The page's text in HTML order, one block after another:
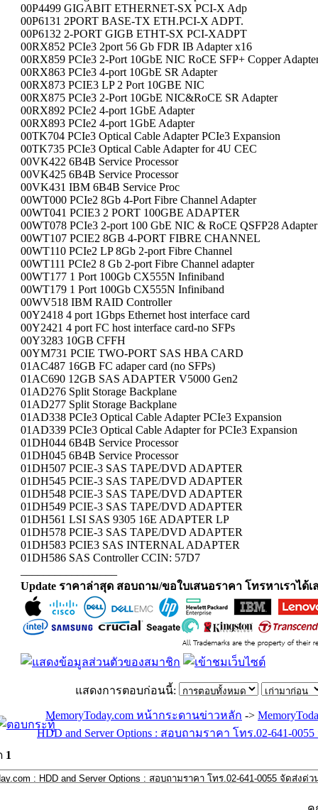
00P4499 GIGABIT ETHERNET-SX PCI-X Adp
00P6131 2PORT BASE-TX ETH.PCI-X ADPT.
00P6132 2-PORT GIGB ETHT-SX PCI-XADPT
00RX852 PCIe3 2port 56 Gb FDR IB Adapter x16
00RX859 PCIe3 2-Port 10GbE NIC RoCE SFP+ Copper
00RX863 PCIe3 4-port 10GbE SR Adapter
00RX873 PCIE3 LP 2 Port 10GBE NIC
00RX875 PCIe3 2-Port 10GbE NIC&RoCE SR Adapter
00RX892 PCIe2 4-port 1GbE Adapter
00RX893 PCIe2 4-port 1GbE Adapter
00TK704 PCIe3 Optical Cable Adapter PCIe3 Expansion
00TK735 PCIe3 Optical Cable Adapter for 4U CEC
00VK422 6B4B Service Processor
00VK425 6B4B Service Processor
00VK431 IBM 6B4B Service Proc
00WT000 PCIe2 8Gb 4-Port Fibre Channel Adapter
00WT041 PCIE3 2 PORT 100GBE ADAPTER
00WT078 PCIe3 2-port 100 GbE NIC & RoCE QSFP28 Adapter
00WT107 PCIE2 8GB 4-PORT FIBRE CHANNEL
00WT110 PCIe2 LP 8Gb 2-port Fibre Channel
00WT111 PCIe2 8 Gb 2-port Fibre Channel adapter
00WT177 1 Port 100Gb CX555N Infiniband
00WT179 1 Port 100Gb CX555N Infiniband
00WV518 IBM RAID Controller
00Y2418 4 port 1Gbps Ethernet host interface card
00Y2421 4 port FC host interface card-no SFPs
00Y3283 10GB CFFH
00YM731 PCIE TWO-PORT SAS HBA CARD
01AC487 16GB FC adaper card (no SFPs)
01AC690 12GB SAS ADAPTER V5000 Gen2
01AD276 Split Storage Backplane
01AD277 Split Storage Backplane
01AD338 PCIe3 Optical Cable Adapter PCIe3 Expansion
01AD339 PCIe3 Optical Cable Adapter for PCIe3 Expansion
01DH044 6B4B Service Processor
01DH045 6B4B Service Processor
01DH507 PCIE-3 SAS TAPE/DVD ADAPTER
01DH545 PCIE-3 SAS TAPE/DVD ADAPTER
01DH548 PCIE-3 SAS TAPE/DVD ADAPTER
01DH549 PCIE-3 SAS TAPE/DVD ADAPTER
01DH561 LSI SAS 9305 16E ADAPTER LP
01DH578 PCIE-3 SAS TAPE/DVD ADAPTER
01DH583 PCIE3 SAS INTERNAL ADAPTER
01DH586 SAS Controller CCIN: 57D7
Update ราคาล่าสุด สอบถาม/ขอใบเสนอราคา โทรหาเราได้เ
แสดงการตอบก่อนนี้:
MemoryToday.com หน้ากระดานข่าวหลัก ->
HDD and Server Options : สอบถามราคา โทร.02-641-
1